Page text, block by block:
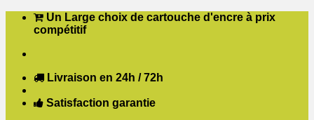
Passer Un Large choix de cartouche d'encre à prix
compétitif
Livraison en 24h / 72h
Satisfaction garantie